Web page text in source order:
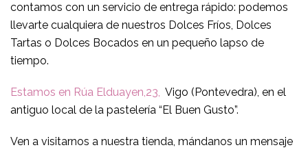
contamos con un servicio de entrega rápido: podemos
llevarte cualquiera de nuestros Dolces Fríos, Dolces
Tartas o Dolces Bocados en un pequeño lapso de
tiempo.
Estamos en Rúa Elduayen,23, Vigo (Pontevedra), en el
antiguo local de la pastelería “El Buen Gusto”.
Ven a visitarnos a nuestra tienda, mándanos un mensaje